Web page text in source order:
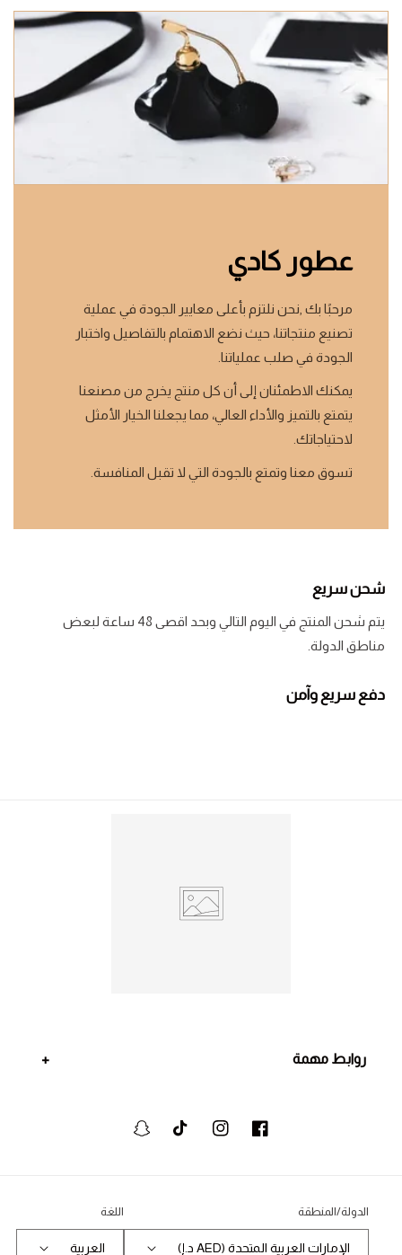
عطور كادي
مرحبًا بك ,نحن نلتزم بأعلى معايير الجودة في عملية
تصنيع منتجاتنا، حيث نضع الاهتمام بالتفاصيل واختبار
الجودة في صلب عملياتنا.
يمكنك الاطمئنان إلى أن كل منتج يخرج من مصنعنا
يتمتع بالتميز والأداء العالي، مما يجعلنا الخيار الأمثل
لاحتياجاتك.
تسوق معنا وتمتع بالجودة التي لا تقبل المنافسة.
شحن سريع
يتم شحن المنتج في اليوم التالي وبحد اقصى 48 ساعة لبعض
مناطق الدولة.
دفع سريع وآمن
روابط مهمة
فيسبوكانستجرام تيكتوك سنابشات
الدولة/المنطقة
الإمارات العربية المتحدة (AED د.إ)
اللغة
العربية